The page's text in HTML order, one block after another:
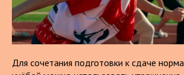
Для сочетания подготовки к сдаче